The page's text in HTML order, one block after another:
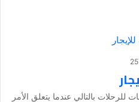
للرحلات بالتالي عندما يتعلق الأمر